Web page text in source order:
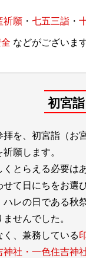
祈願 ・ 七五三詣 ・
などがございます
初宮詣
を、初宮詣（お
願します。
とらえる必要は
て日にちをお選
レの日である秋
せんでした。
、兼務している
社・一色住吉神